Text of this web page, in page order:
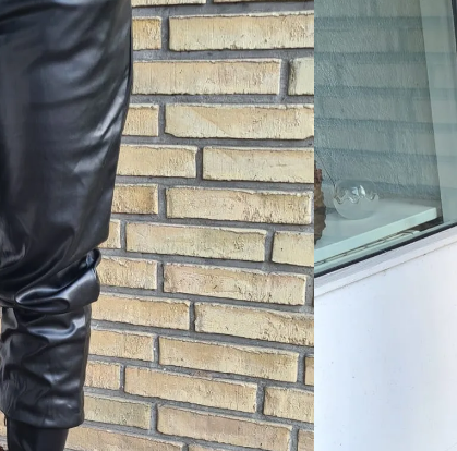
Elastik i
Elastik ved
Med stræk
Materiale:
60% polyster,
Se længere
Vælg størrelse